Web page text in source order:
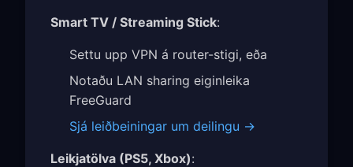
Smart TV / Streaming Stick:
Settu upp VPN á router-stigi, eða
Notaðu LAN sharing eiginleika
FreeGuard
Sjá leiðbeiningar um deilingu →
Leikjatölva (PS5, Xbox):